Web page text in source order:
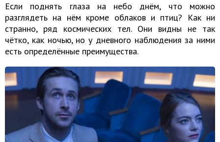
Если поднять глаза на небо днём, что можно
разглядеть на нём кроме облаков и птиц? Как ни
странно, ряд космических тел. Они видны не так
чётко, как ночью, но у дневного наблюдения за ними
есть определённые преимущества.